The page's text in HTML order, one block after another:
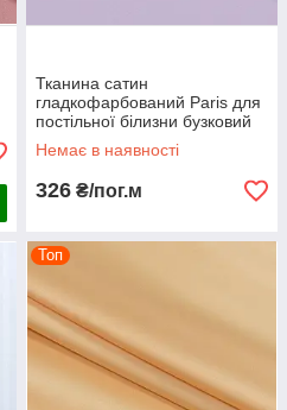
Тканина сатин
гладкофарбований Paris для
постільної білизни бузковий
Немає в наявності
326 ₴/пог.м
Топ